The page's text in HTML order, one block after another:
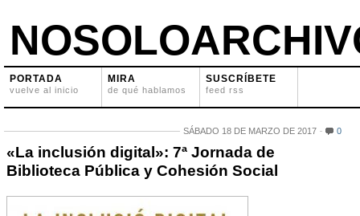
PORTADA
vuelve al inicio
MIRA
de qué hablamos
SUSCRÍBETE
feed rss
SÁBADO 18 DE MARZO DE 2017 0
«La inclusión digital»: 7ª Jornada de
Biblioteca Pública y Cohesión Social